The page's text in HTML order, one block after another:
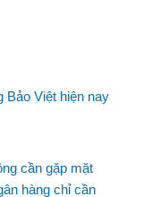
Bảo Việt hiện nay
cần gặp mặt
hàng chỉ cần